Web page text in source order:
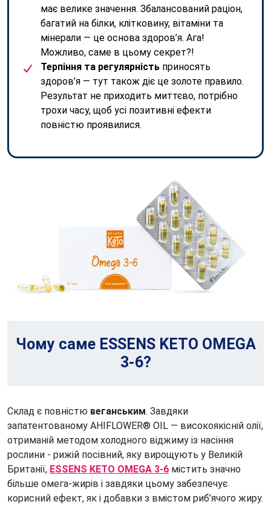
має велике значення. Збалансований раціон,
багатий на білки, клітковину, вітаміни та
мінерали — це основа здоров’я. Ага!
Можливо, саме в цьому секрет?!
Терпіння та регулярність приносять
здоров’я — тут також діє це золоте правило.
Результат не приходить миттєво, потрібно
трохи часу, щоб усі позитивні ефекти
повністю проявилися.
Чому саме ESSENS KETO OMEGA
3-6?
Склад є повністю веганським. Завдяки
запатентованому AHIFLOWER® OIL — високоякісній олії,
отриманій методом холодного віджиму із насіння
рослини - рижій посівний, яку вирощують у Великій
Британії, ESSENS KETO OMEGA 3-6 містить значно
більше омега-жирів і завдяки цьому забезпечує
корисний ефект, як і добавки з вмістом риб’ячого жиру.